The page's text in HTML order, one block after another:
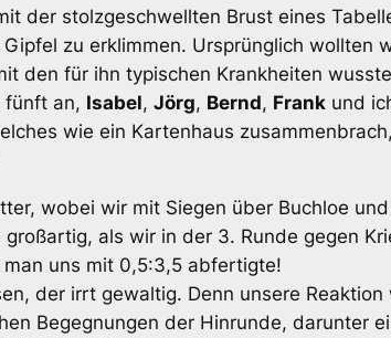
der stolzgeschwellten Brust eines
zu erklimmen. Ursprünglich wollten
den für ihn typischen Krankheiten
fünft an, Isabel, Jörg, Bernd, Frank und
wie ein Kartenhaus
wobei wir mit Siegen über Buchloe
als wir in der 3. Runde gegen
uns mit 0,5:3,5 abfertigte!
der irrt gewaltig. Denn unsere
Begegnungen der Hinrunde, darunter